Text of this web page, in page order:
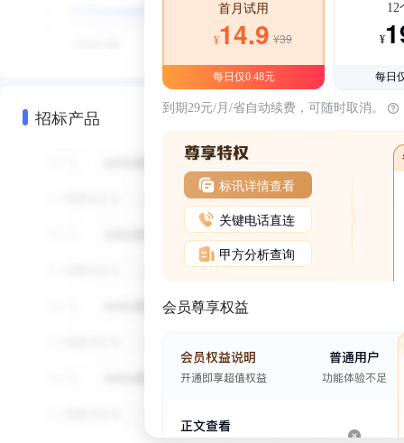
招标产品
首月试用
¥14.9 ¥39
每日仅0.48元
12
¥
每日
到期29元/月/省自动续费，可随时取消。
标讯详情查看
关键电话直连
甲方分析查询
会员尊享权益